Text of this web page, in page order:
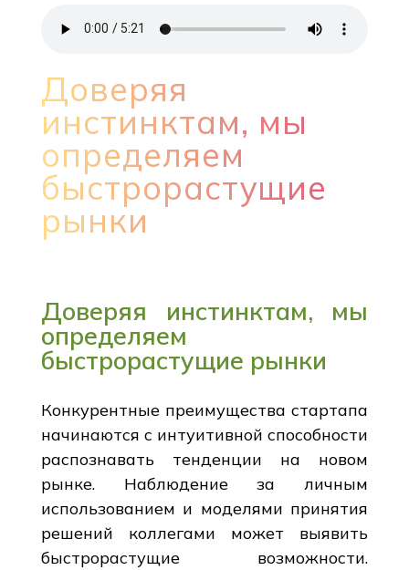
Доверяя
инстинктам, мы
определяем
быстрорастущие
рынки
Доверяя инстинктам, мы
определяем
быстрорастущие рынки
Конкурентные преимущества стартапа
начинаются с интуитивной способности
распознавать тенденции на новом
рынке. Наблюдение за личным
использованием и моделями принятия
решений коллегами может выявить
быстрорастущие возможности.